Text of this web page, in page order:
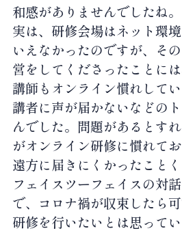
和感がありませんでしたね。
実は、研修会場はネット環
いえなかったのですが、そ
営をしてくださったことに
講師もオンライン慣れして
講者に声が届かないなどの
んでした。問題があるとす
がオンライン研修に慣れて
遠方に届きにくかったこと
フェイスツーフェイスの対
で、コロナ禍が収束したら
研修を行いたいとは思って